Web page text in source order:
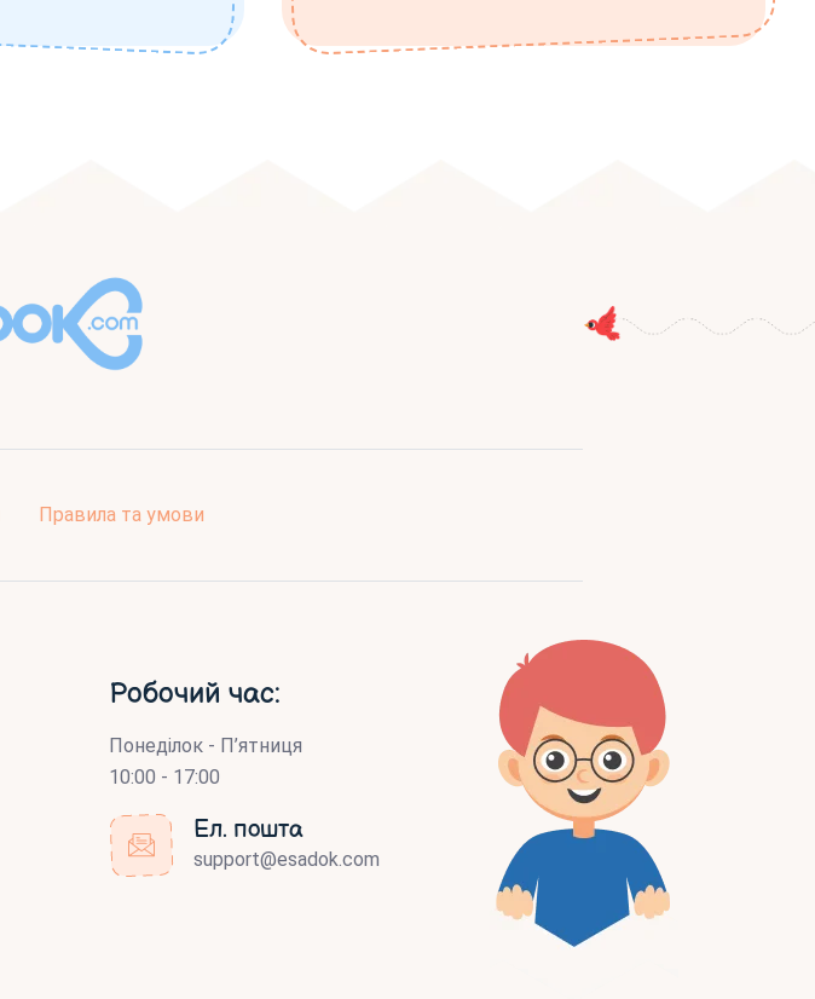
Правила та умови
Робочий час:
Понеділок - П’ятниця
10:00 - 17:00
Ел. пошта
support@esadok.com